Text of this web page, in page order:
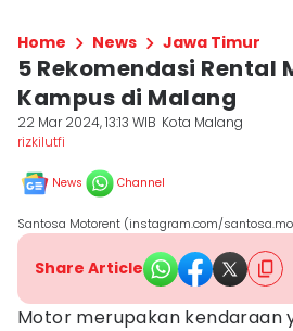
Home News Jawa Timur
5 Rekomendasi Rental
Kampus di Malang
22 Mar 2024, 13:13 WIB Kota Malang
rizkilutfi
News Channel
Santosa Motorent (instagram.com/
Share Article
Motor merupakan kendaraan